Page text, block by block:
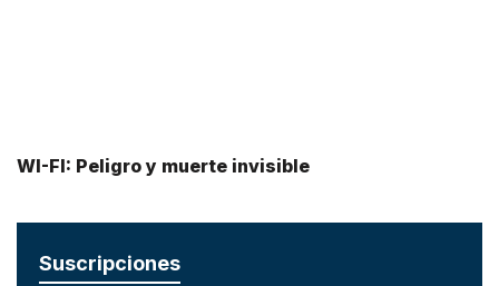
WI-FI: Peligro y muerte invisible
Suscripciones